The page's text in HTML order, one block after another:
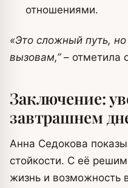
отношениями.
«Это сложный путь,
вызовам,”– отметила
Заключение:
завтрашнем
Анна Седокова
стойкости. С её
жизнь и возможность